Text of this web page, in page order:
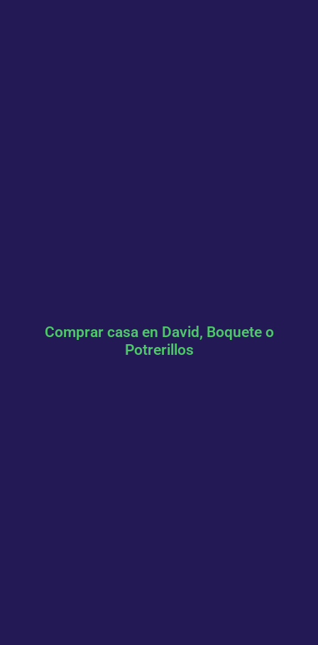
Comprar casa en David, Boquete o
Potrerillos